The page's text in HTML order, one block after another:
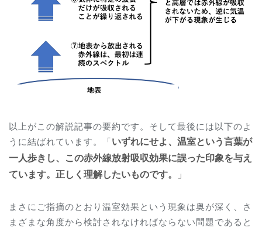
以上がこの解説記事の要約です。そして最後には以下のよ
うに結ばれています。「いずれにせよ、温室という言葉が
一人歩きし、この赤外線放射吸収効果に誤った印象を与え
ています。正しく理解したいものです。
」
まさにご指摘のとおり温室効果という現象は奥が深く、さ
まざまな角度から検討されなければならない問題であると